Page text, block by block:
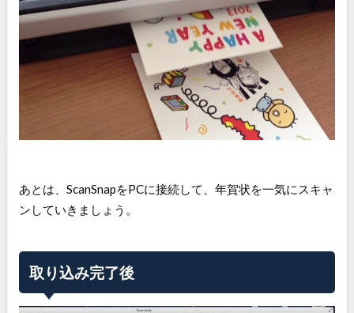
あとは、ScanSnapをPCに接続して、年賀状を一気にスキャ
ンしていきましょう。
取り込み完了後